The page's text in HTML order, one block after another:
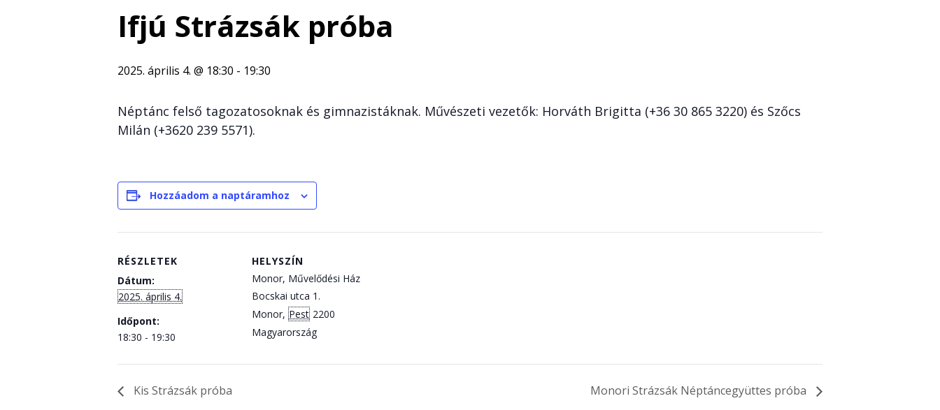
Ifjú Strázsák próba
2025. április 4. @ 18:30 - 19:30
Néptánc felső tagozatosoknak és gimnazistáknak. Művészeti vezetők: Horváth Brigitta (+36 30 865 3220) és Szőcs
Milán (+3620 239 5571).
Hozzáadom a naptáramhoz
RÉSZLETEK
Dátum:
2025. április 4.
Időpont:
18:30 - 19:30
HELYSZÍN
Monor, Művelődési Ház
Bocskai utca 1.
Monor, Pest 2200
Magyarország
Kis Strázsák próba Monori Strázsák Néptáncegyüttes próba